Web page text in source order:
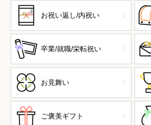
お祝い返し/内祝い
卒業/就職/栄転祝い
お見舞い
ご褒美ギフト